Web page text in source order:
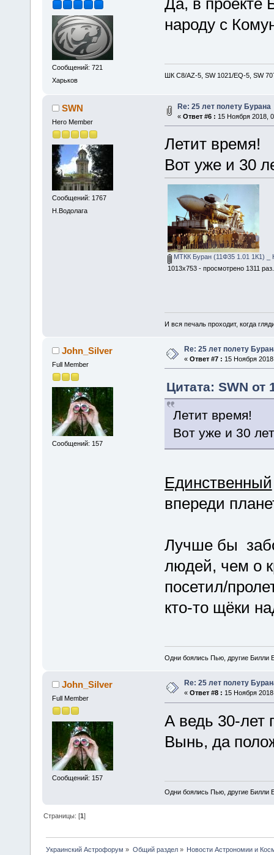
Сообщений: 721
Харьков
Да, в проекте
народу с
ШК С8/AZ-5, SW 1021/EQ-5, SW
SWN
Hero Member
Сообщений: 1767
Н.Водолага
Re: 25 лет полету Бурана
« Ответ #6 : 15 Ноября 2018,
Летит время!
Вот уже и 30
МТКК Буран (11Ф35 1.01 1К1) _
1013x753 - просмотрено 1311
И вся печаль проходит, когда
John_Silver
Full Member
Сообщений: 157
Re: 25 лет полету
« Ответ #7 : 15 Ноября
Цитата: SWN от
Летит время!
Вот уже и 30
Единственный
впереди
Лучше бы
людей, чем о
посетил/
кто-то щёки
Одни боялись Пью, другие Билли
John_Silver
Full Member
Сообщений: 157
Re: 25 лет полету
« Ответ #8 : 15 Ноября
А ведь 30-
Вынь, да
Одни боялись Пью, другие Билли
Страницы: [1]
Украинский Астрофорум » Общий раздел» Новости Астрономии и